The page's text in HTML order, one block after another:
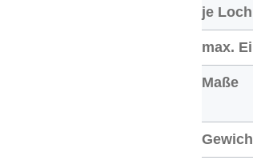
je
max.
Maße